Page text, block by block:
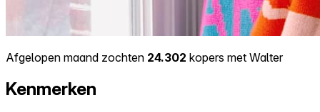
Afgelopen maand zochten 24.302 kopers met Walter
Kenmerken